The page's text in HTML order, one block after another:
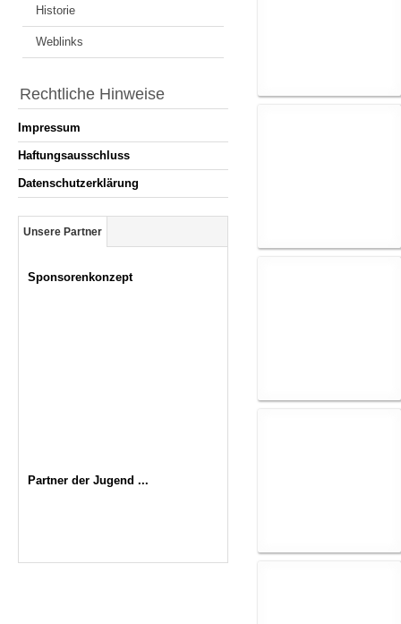
Historie
Weblinks
Rechtliche Hinweise
Impressum
Haftungsausschluss
Datenschutzerklärung
Unsere Partner
Sponsorenkonzept
Partner der Jugend ...